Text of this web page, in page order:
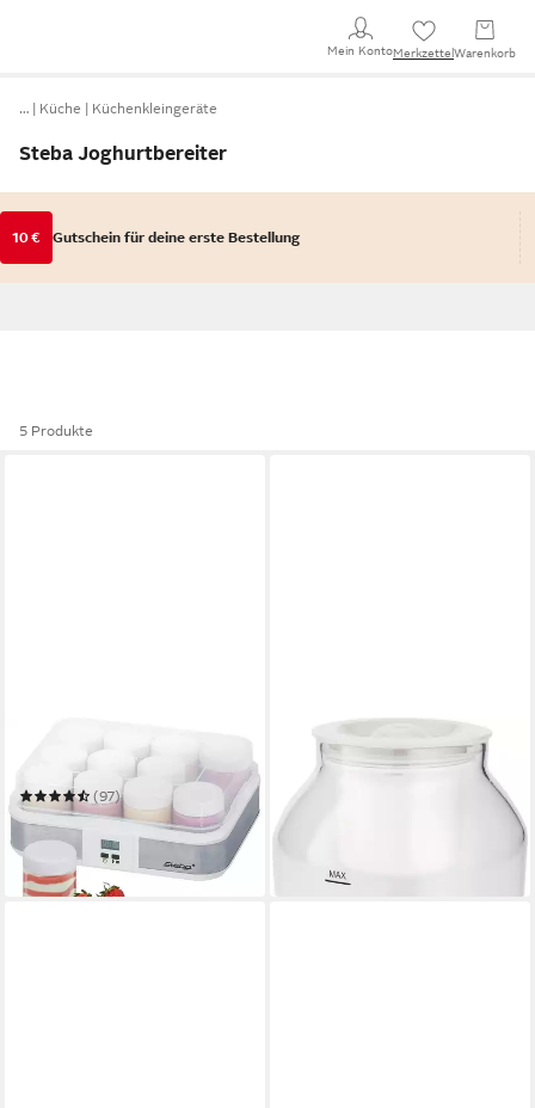
Mein KontoMerkzettel Warenkorb
… Küche Küchenkleingeräte
Steba Joghurtbereiter
10 € Gutschein für deine erste Bestellung
5 Produkte
Joghurtbereiter JM 2
(97)
ab 42,99 € UVP 60,99 €
-30%
in 3-4 Werktagen bei dir
STEBA
Joghurtgläser Ersatzglas 2L
für JM 4
19,81 €
in 3-4 Werktagen bei dir